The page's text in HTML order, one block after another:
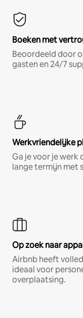
Boeken met
Beoordeeld door
gasten en 24/7
Werkvriendelijke
Ga je voor je werk
lange termijn met
Op zoek naar
Airbnb heeft
ideaal voor
overplaatsing.